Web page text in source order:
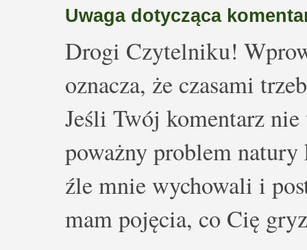
Uwaga dotycząca
Drogi Czytelniku!
oznacza, że czasami
Jeśli Twój komentarz nie
poważny problem
źle mnie wychowali i
mam pojęcia, co Cię